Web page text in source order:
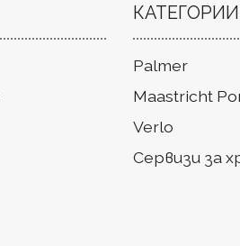
КАТЕГОРИИ
Palmer
Maastricht
Verlo
Сервизи за